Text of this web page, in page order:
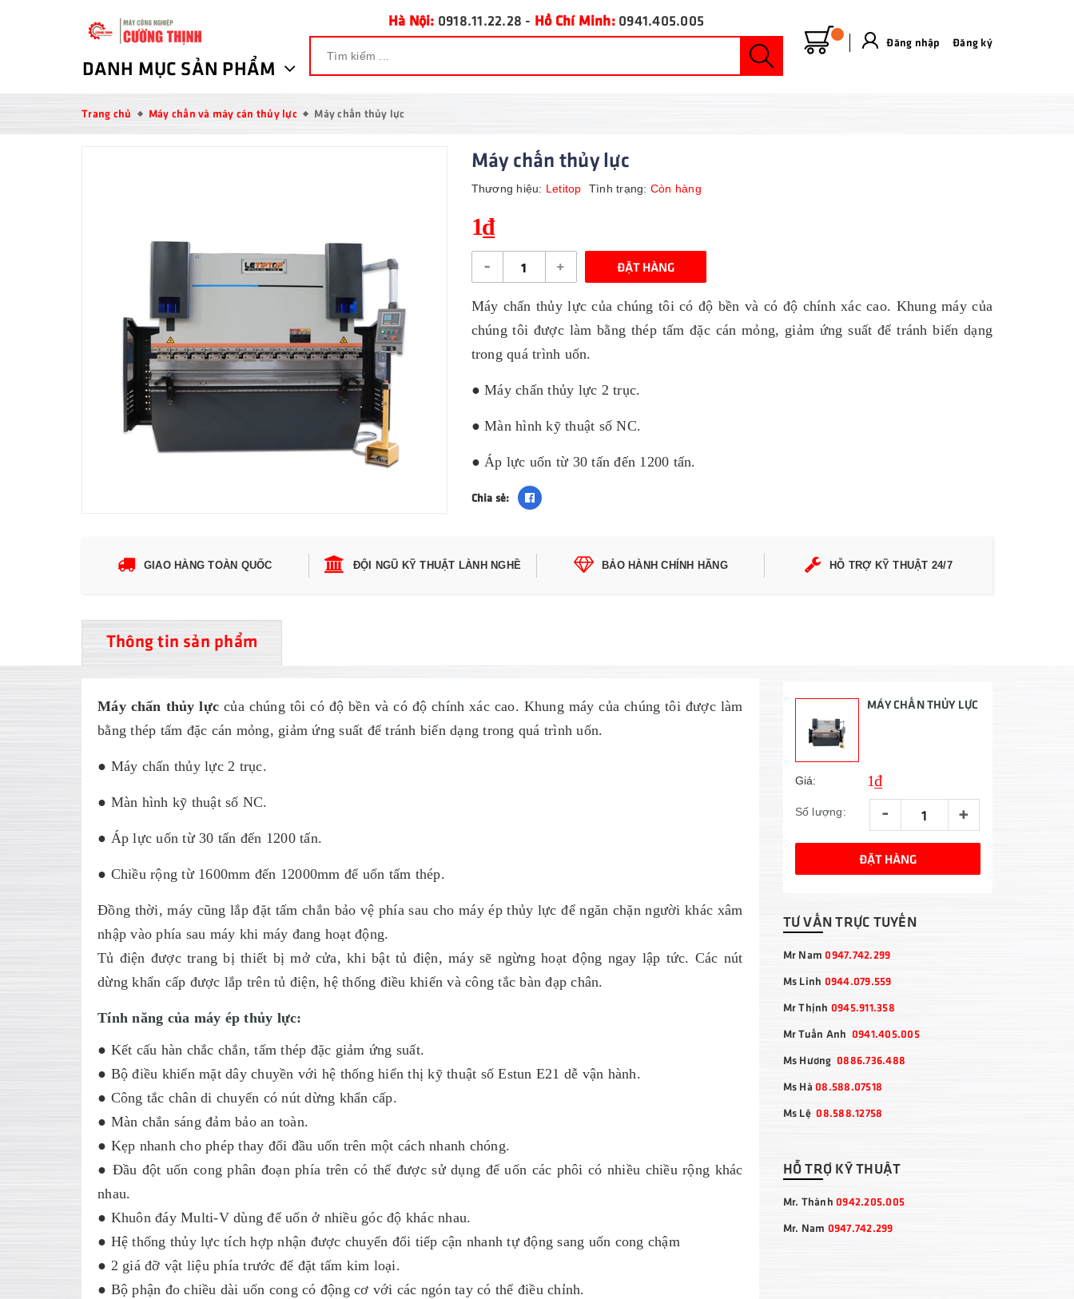
DANH MỤC SẢN PHẨM
Hà Nội: 0918.11.22.28 - Hồ Chí Minh: 0941.405.005
Đăng nhập Đăng ký
Trang chủ Máy chấn và máy cán thủy lực Máy chấn thủy lực
Máy chấn thủy lực
Thương hiệu: Letitop Tình trạng: Còn hàng
1₫
- + ĐẶT HÀNG
Máy chấn thủy lực của chúng tôi có độ bền và có độ chính xác cao. Khung máy của
chúng tôi được làm bằng thép tấm đặc cán mỏng, giảm ứng suất để tránh biến dạng
trong quá trình uốn.
● Máy chấn thủy lực 2 trục.
● Màn hình kỹ thuật số NC.
● Áp lực uốn từ 30 tấn đến 1200 tấn.
Chia sẻ:
GIAO HÀNG TOÀN QUỐC ĐỘI NGŨ KỸ THUẬT LÀNH NGHỀ BẢO HÀNH CHÍNH HÃNG HỖ TRỢ KỸ THUẬT 24/7
Thông tin sản phẩm
Máy chấn thủy lựccủa chúng tôi có độ bền và có độ chính xác cao. Khung máy của chúng tôi được làm
bằng thép tấm đặc cán mỏng, giảm ứng suất để tránh biến dạng trong quá trình uốn.
● Máy chấn thủy lực 2 trục.
● Màn hình kỹ thuật số NC.
● Áp lực uốn từ 30 tấn đến 1200 tấn.
● Chiều rộng từ 1600mm đến 12000mm để uốn tấm thép.
Đồng thời, máy cũng lắp đặt tấm chắn bảo vệ phía sau cho máy ép thủy lực để ngăn chặn người khác xâm
nhập vào phía sau máy khi máy đang hoạt động.
Tủ điện được trang bị thiết bị mở cửa, khi bật tủ điện, máy sẽ ngừng hoạt động ngay lập tức. Các nút
dừng khẩn cấp được lắp trên tủ điện, hệ thống điều khiển và công tắc bàn đạp chân.
Tính năng của máy ép thủy lực:
● Kết cấu hàn chắc chắn, tấm thép đặc giảm ứng suất.
● Bộ điều khiển mặt dây chuyền với hệ thống hiển thị kỹ thuật số Estun E21 dễ vận hành.
● Công tắc chân di chuyển có nút dừng khẩn cấp.
● Màn chắn sáng đảm bảo an toàn.
● Kẹp nhanh cho phép thay đổi đầu uốn trên một cách nhanh chóng.
● Đầu đột uốn cong phân đoạn phía trên có thể được sử dụng để uốn các phôi có nhiều chiều rộng khác
nhau.
● Khuôn đáy Multi-V dùng để uốn ở nhiều góc độ khác nhau.
● Hệ thống thủy lực tích hợp nhận được chuyển đổi tiếp cận nhanh tự động sang uốn cong chậm
● 2 giá đỡ vật liệu phía trước để đặt tấm kim loại.
● Bộ phận đo chiều dài uốn cong có động cơ với các ngón tay có thể điều chỉnh.
MÁY CHẤN THỦY LỰC
Giá: 1₫
Số lượng: - +
ĐẶT HÀNG
TƯ VẤN TRỰC TUYẾN
Mr Nam0947.742.299
Ms Linh 0944.079.559
Mr Thịnh 0945.911.358
Mr Tuấn Anh 0941.405.005
Ms Hương 0886.736.488
Ms Hà 08.588.07518
Ms Lệ08.588.12758
HỖ TRỢ KỸ THUẬT
Mr. Thành 0942.205.005
Mr. Nam 0947.742.299